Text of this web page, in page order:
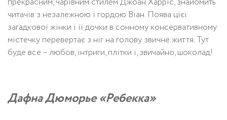
читачів з незалежною і гордою Віан. Поява цієї
загадкової жінки і її дочки в сонному консервативному
містечку перевертає з ніг на голову звичне життя. Тут
буде все – любов, інтриги, плітки і, звичайно, шоколад!
Дафна Дюморье «Ребекка»